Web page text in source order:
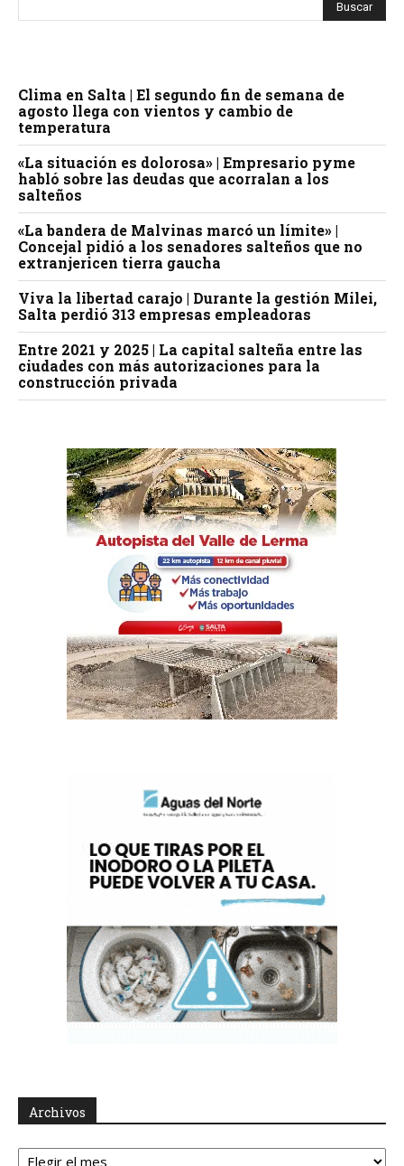
Clima en Salta | El segundo fin de semana de
agosto llega con vientos y cambio de
temperatura
«La situación es dolorosa» | Empresario pyme
habló sobre las deudas que acorralan a los
salteños
«La bandera de Malvinas marcó un límite» |
Concejal pidió a los senadores salteños que no
extranjericen tierra gaucha
Viva la libertad carajo | Durante la gestión Milei,
Salta perdió 313 empresas empleadoras
Entre 2021 y 2025 | La capital salteña entre las
ciudades con más autorizaciones para la
construcción privada
Archivos
Archivos